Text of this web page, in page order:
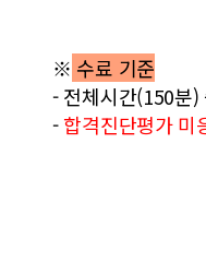
※ 수료 기준
- 전체시간(150분
-합격진단평가 미